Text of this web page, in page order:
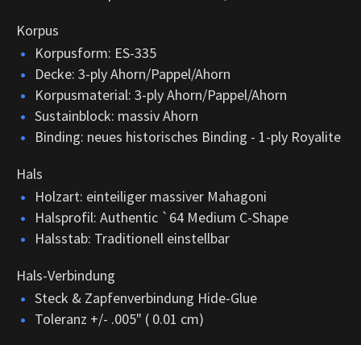
Korpus
Korpusform: ES-335
Decke: 3-ply Ahorn/Pappel/Ahorn
Korpusmaterial: 3-ply Ahorn/Pappel/Ahorn
Sustainblock: massiv Ahorn
Binding: neues historisches Binding - 1-ply Royalite
Hals
Holzart: einteiliger massiver Mahagoni
Halsprofil: Authentic `64 Medium C-Shape
Halsstab: Traditionell einstellbar
Hals-Verbindung
Steck & Zapfenverbindung Hide-Glue
Toleranz +/- .005" ( 0.01 cm)